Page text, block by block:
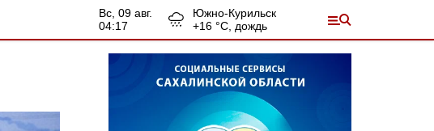
вс, 09 авг.
04:17
Южно-Курильск
+16 °С, дождь